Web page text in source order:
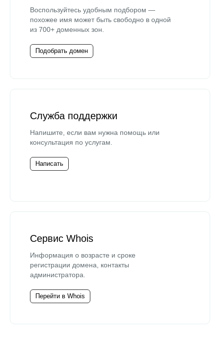
Воспользуйтесь удобным подбором —
похожее имя может быть свободно в одной
из 700+ доменных зон.
Подобрать домен
Служба поддержки
Напишите, если вам нужна помощь или
консультация по услугам.
Написать
Сервис Whois
Информация о возрасте и сроке
регистрации домена, контакты
администратора.
Перейти в Whois